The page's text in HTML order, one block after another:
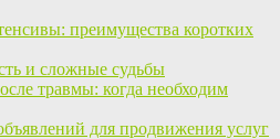
преимущества коротких
и сложные судьбы
травмы: когда необходим
для продвижения услуг